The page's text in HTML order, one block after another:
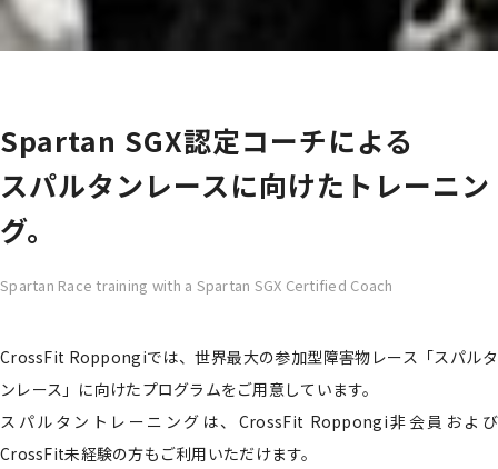
Spartan SGX認定コーチによる
スパルタンレースに向けたトレーニン
グ。
Spartan Race training with a Spartan SGX Certified Coach
CrossFit Roppongiでは、世界最大の参加型障害物レース「スパルタ
ンレース」に向けたプログラムをご用意しています。
スパルタントレーニングは、CrossFit Roppongi非会員および
CrossFit未経験の方もご利用いただけます。